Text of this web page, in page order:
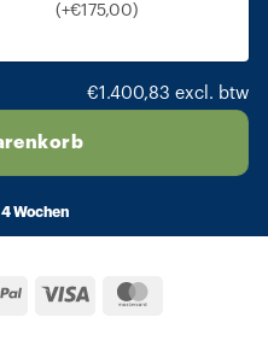
(+€175,00)
€1.400,83 excl. btw
4 Wochen
PayPal Visa